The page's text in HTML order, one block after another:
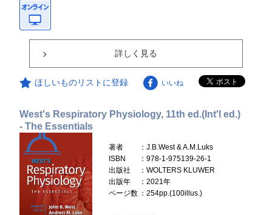
詳しく見る
ほしいものリストに登録 いいね
West's Respiratory Physiology, 11th ed.(Int'l ed.)
- The Essentials
著者
：J.B.West & A.M.Luks
ISBN
：978-1-975139-26-1
出版社
：WOLTERS KLUWER
出版年
：2021年
ページ数 ：254pp.(100illus.)